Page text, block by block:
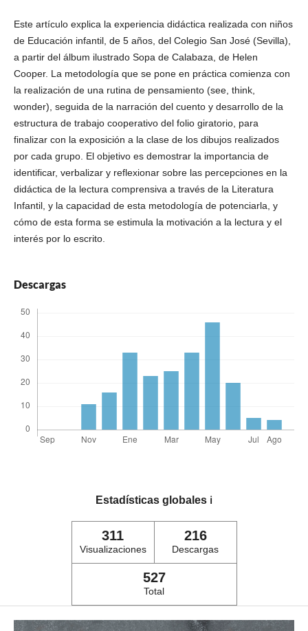
Este artículo explica la experiencia didáctica realizada con niños
de Educación infantil, de 5 años, del Colegio San José (Sevilla),
a partir del álbum ilustrado Sopa de Calabaza, de Helen
Cooper. La metodología que se pone en práctica comienza con
la realización de una rutina de pensamiento (see, think,
wonder), seguida de la narración del cuento y desarrollo de la
estructura de trabajo cooperativo del folio giratorio, para
finalizar con la exposición a la clase de los dibujos realizados
por cada grupo. El objetivo es demostrar la importancia de
identificar, verbalizar y reflexionar sobre las percepciones en la
didáctica de la lectura comprensiva a través de la Literatura
Infantil, y la capacidad de esta metodología de potenciarla, y
cómo de esta forma se estimula la motivación a la lectura y el
interés por lo escrito.
Descargas
Estadísticas globales ℹ️
311
Visualizaciones
216
Descargas
527
Total